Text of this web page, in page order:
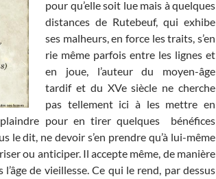
pour qu’elle soit lue mais à quelques
distances de Rutebeuf, qui exhibe
ses malheurs, en force les traits, s’en
rie même parfois entre les lignes et
en joue, l’auteur du moyen-âge
tardif et du XVe siècle ne cherche
pas tellement ici à les mettre en
pour en tirer quelques bénéfices
le dit, ne devoir s’en prendre qu’à lui-même
ou anticiper. Il accepte même, de manière
l’âge de vieillesse. Ce qui le rend, par dessus